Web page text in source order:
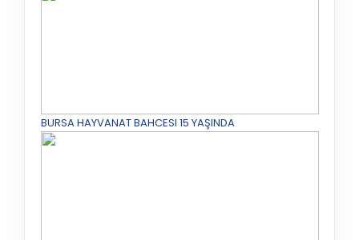
BURSA HAYVANAT BAHCESI 15 YAŞINDA